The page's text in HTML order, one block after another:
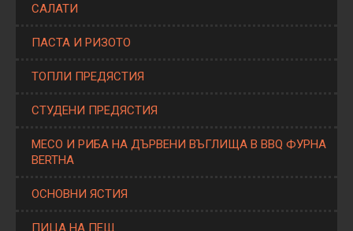
САЛАТИ
ПАСТА И РИЗОТО
ТОПЛИ ПРЕДЯСТИЯ
СТУДЕНИ ПРЕДЯСТИЯ
МЕСО И РИБА НА ДЪРВЕНИ ВЪГЛИЩА В BBQ ФУРНА
BERTHA
ОСНОВНИ ЯСТИЯ
ПИЦА НА ПЕЩ